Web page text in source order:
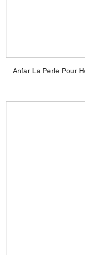
Anfar La Perle Pour